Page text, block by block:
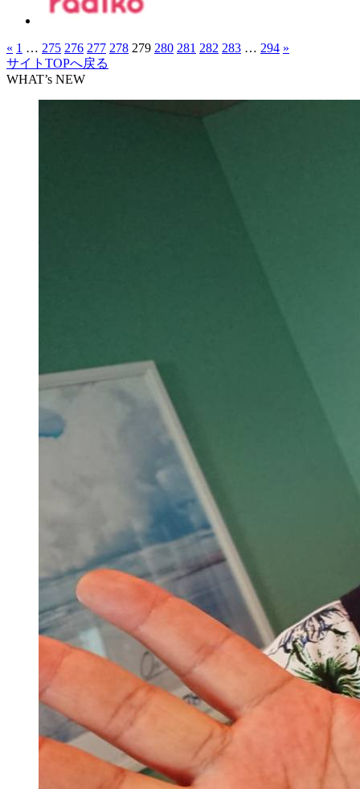
« 1 … 275 276 277 278 279 280 281 282 283 … 294 »
サイトTOPへ戻る
WHAT’s NEW